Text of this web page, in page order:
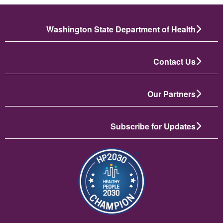
Washington State Department of Health
Contact Us
Our Partners
Subscribe for Updates
תמונה